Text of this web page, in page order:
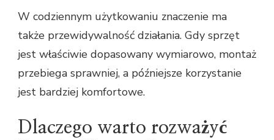
W codziennym użytkowaniu znaczenie ma
także przewidywalność działania. Gdy sprzęt
jest właściwie dopasowany wymiarowo, montaż
przebiega sprawniej, a późniejsze korzystanie
jest bardziej komfortowe.
Dlaczego warto rozważyć